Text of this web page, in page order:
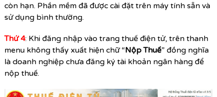
còn hạn. Phần mềm đã được cài đặt trên máy tính sẵn và
sử dụng bình thường.
Thứ 4: Khi đăng nhập vào trang thuế điện tử, trên thanh
menu không thấy xuất hiện chữ “Nộp Thuế” đồng nghĩa
là doanh nghiệp chưa đăng ký tài khoản ngân hàng để
nộp thuế.